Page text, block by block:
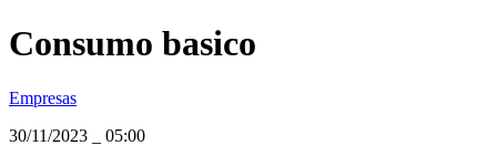
Consumo basico
Empresas
30/11/2023
05:00